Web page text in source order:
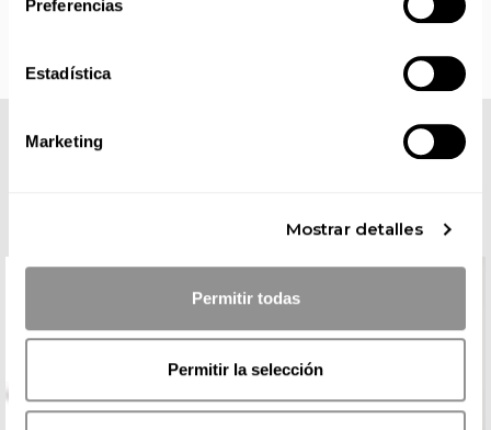
Preferencias
Estadística
Marketing
Mostrar detalles
Permitir todas
Permitir la selección
COMPLETA TU LOOK